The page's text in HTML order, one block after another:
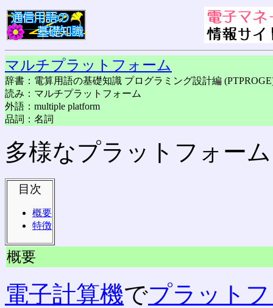
マルチプラットフォーム
辞書：電算用語の基礎知識 プログラミング設計編
読み：マルチプラットフォーム
外語：multiple platform
品詞：名詞
多様なプラットフォー
目次
概要
特徴
概要
電子計算機でプラット